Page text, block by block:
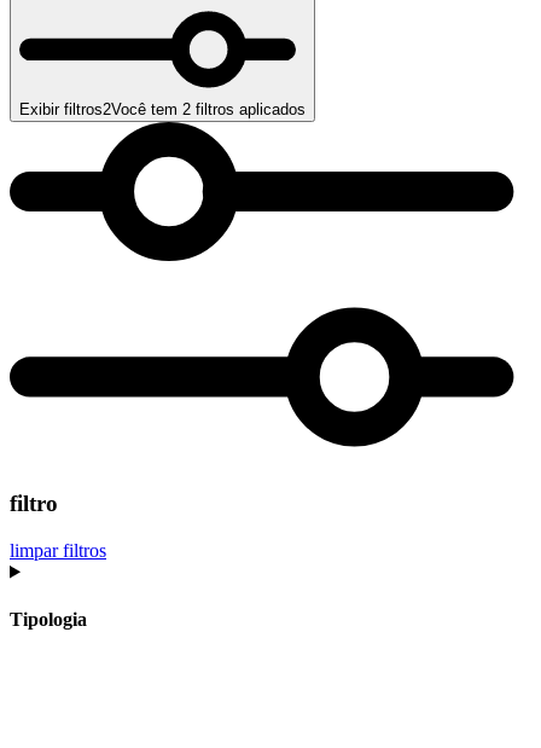
Exibir filtros2Você tem 2 filtros aplicados
filtro
limpar filtros
Tipologia